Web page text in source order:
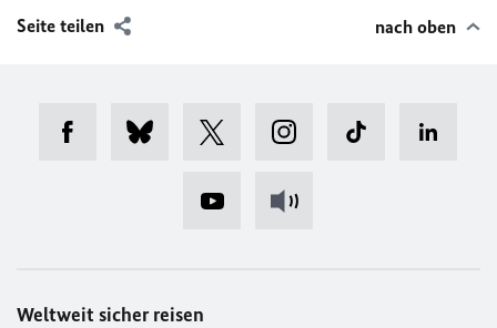
Seite teilen nach oben
Weltweit sicher reisen